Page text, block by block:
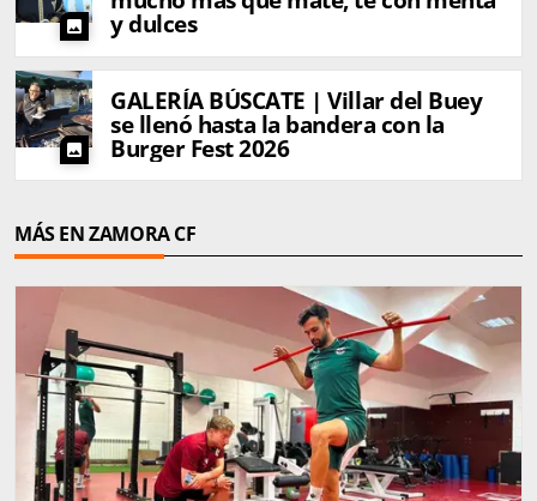
photo y dulces
photo
GALERÍA BÚSCATE | Villar del Buey
se llenó hasta la bandera con la
Burger Fest 2026
MÁS EN ZAMORA CF